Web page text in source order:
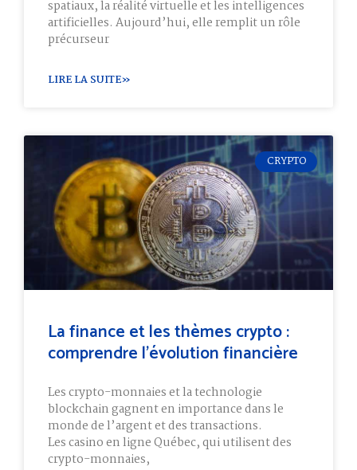
spatiaux, la réalité virtuelle et les intelligences
artificielles. Aujourd’hui, elle remplit un rôle
précurseur
LIRE LA SUITE»
CRYPTO
La finance et les thèmes crypto :
comprendre l’évolution financière
Les crypto-monnaies et la technologie
blockchain gagnent en importance dans le
monde de l’argent et des transactions.
Les casino en ligne Québec, qui utilisent des
crypto-monnaies,